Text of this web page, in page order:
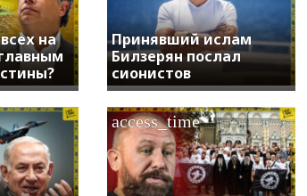
на
Принявший ислам
Билзерян послал
сионистов
access_time